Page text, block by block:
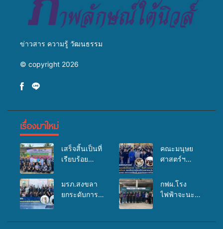
ข่าวสาร ความรู้ วัฒนธรรม
© copyright 2026
เรื่องมาใหม่
เสร็จสิ้นเป็นที่
เรียบร้อย
เคลื่อนที่
บริการด้าน
คณะมนุษย
ศาสตร์ฯ
จัดอบรมเสริม
ศักยภาพ
กองทุน
มรภ.สงขลา
ยกระดับการ
กฟผ.โรง
ไฟฟ้าจะนะ